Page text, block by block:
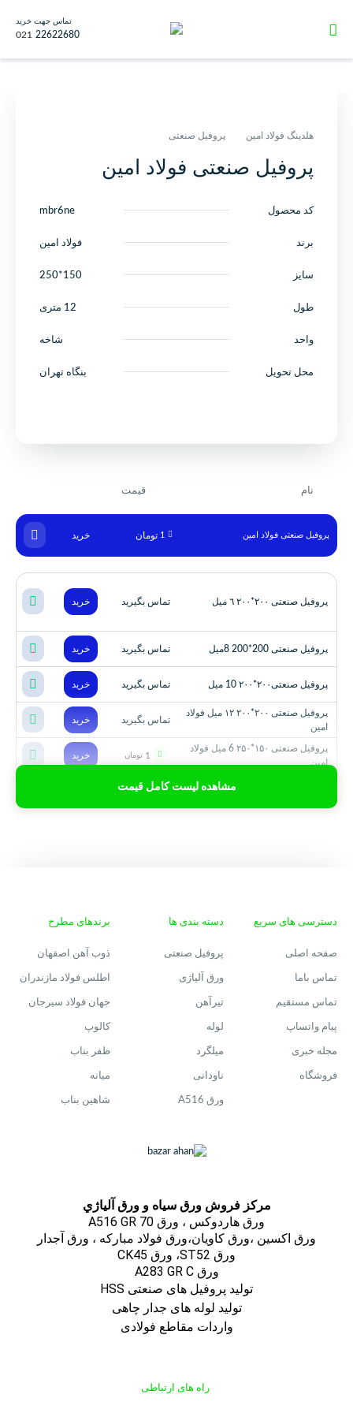
تماس جهت خرید
021 22622680
هلدینگ فولاد امین پروفیل صنعتی
پروفیل صنعتی فولاد امین
کد محصول mbr6ne
برند فولاد امین
سایز 150*250
طول 12 متری
واحد شاخه
محل تحویل بنگاه تهران
نام قیمت
پروفیل صنعتی فولاد امین 1 تومان خرید
پروفیل صنعتی ٢٠٠*٢٠٠ ٦ ميل تماس بگیرید خرید
پروفیل صنعتی 200*200 8میل تماس بگیرید خرید
پروفیل صنعتی٢٠٠*٢٠٠ 10 ميل تماس بگیرید خرید
پروفیل صنعتی ٢٠٠*۲۰۰ ۱۲ میل فولاد
امین
تماس بگیرید خرید
پروفیل صنعتی ۱۵۰*۲۵۰ 6 ميل فولاد
امین
1 تومان خرید
مشاهده لیست کامل قیمت
دسترسی های سریع
صفحه اصلی
تماس باما
تماس مستقیم
پیام واتساپ
مجله خبری
فروشگاه
دسته بندی ها
پروفیل صنعتی
ورق آلیاژی
تیرآهن
لوله
میلگرد
ناودانی
ورق A516
برندهای مطرح
ذوب آهن اصفهان
اطلس فولاد مازندران
جهان فولاد سیرجان
کالوپ
ظفر بناب
میانه
شاهین بناب
مركز فروش ورق سياه و ورق آلياژي
ورق هاردوکس ، ورق A516 GR 70
ورق اكسين ،ورق كاويان،ورق فولاد مباركه ، ورق آجدار
ورق ST52، ورق CK45
ورق A283 GR C
تولید پروفیل های صنعتی HSS
تولید لوله های جدار چاهی
واردات مقاطع فولادی
راه های ارتباطی